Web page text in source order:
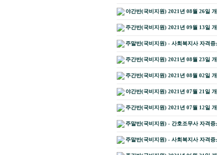
야간반(국비지원) 2021년 08월 26일
주간반(국비지원) 2021년 09월 13일
주말반(국비지원) - 사회복지사 자격
주간반(국비지원) 2021년 08월 23일
주간반(국비지원) 2021년 08월 02일
야간반(국비지원) 2021년 07월 21일
주간반(국비지원) 2021년 07월 12일
주말반(국비지원) - 간호조무사 자격
주말반(국비지원) - 사회복지사 자격